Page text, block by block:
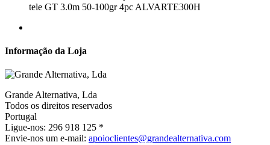
tele GT 3.0m 50-100gr 4pc ALVARTE300H
Informação da Loja
Grande Alternativa, Lda
Todos os direitos reservados
Portugal
Ligue-nos: 296 918 125 *
Envie-nos um e-mail: apoioclientes@grandealternativa.com